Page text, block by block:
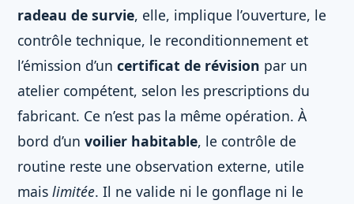
radeau de survie, elle, implique l’ouverture, le
contrôle technique, le reconditionnement et
l’émission d’un certificat de révision par un
atelier compétent, selon les prescriptions du
fabricant. Ce n’est pas la même opération. À
bord d’un voilier habitable, le contrôle de
routine reste une observation externe, utile
mais limitée. Il ne valide ni le gonflage ni le